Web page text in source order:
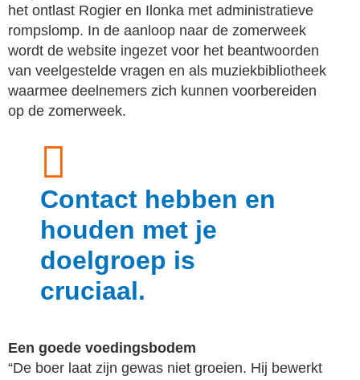
het ontlast Rogier en Ilonka met administratieve
rompslomp. In de aanloop naar de zomerweek
wordt de website ingezet voor het beantwoorden
van veelgestelde vragen en als muziekbibliotheek
waarmee deelnemers zich kunnen voorbereiden
op de zomerweek.
Contact hebben en
houden met je
doelgroep is
cruciaal.
Een goede voedingsbodem
“De boer laat zijn gewas niet groeien. Hij bewerkt